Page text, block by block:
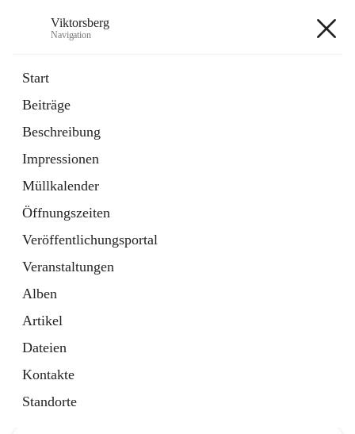
Viktorsberg
Navigation
Start
Beiträge
Beschreibung
Impressionen
Müllkalender
Öffnungszeiten
Veröffentlichungsportal
Veranstaltungen
Alben
Artikel
Dateien
Kontakte
Standorte
1 Schnellzugriff
Bürgerservice
10 Schnellzugriffe